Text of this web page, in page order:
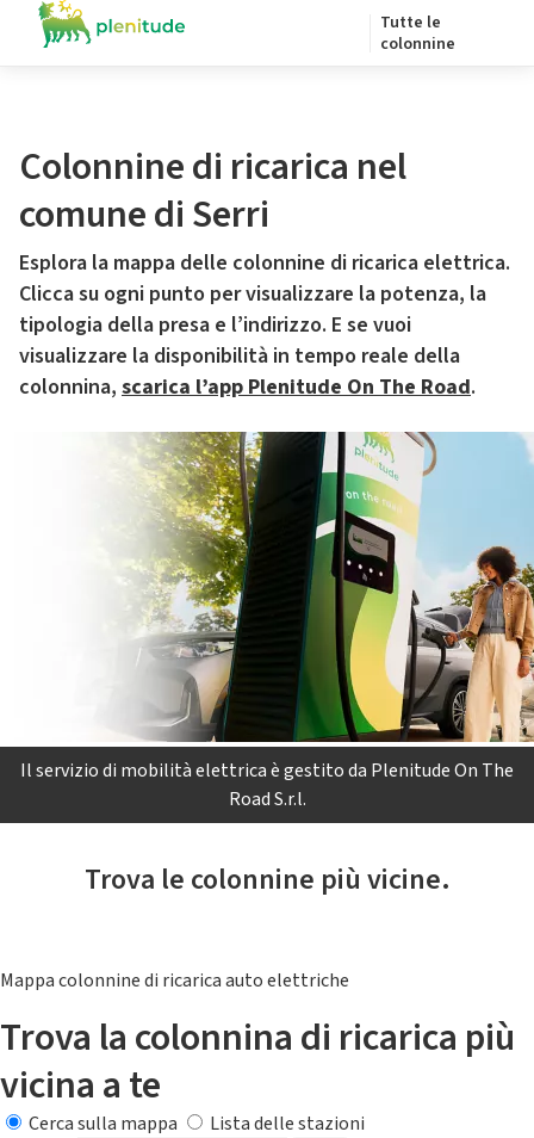
Tutte le
colonnine
Colonnine di ricarica nel
comune di Serri
Esplora la mappa delle colonnine di ricarica elettrica.
Clicca su ogni punto per visualizzare la potenza, la
tipologia della presa e l’indirizzo. E se vuoi
visualizzare la disponibilità in tempo reale della
colonnina, scarica l’app Plenitude On The Road.
Il servizio di mobilità elettrica è gestito da Plenitude On The
Road S.r.l.
Trova le colonnine più vicine.
Mappa colonnine di ricarica auto elettriche
Trova la colonnina di ricarica più
vicina a te
Cerca sulla mappa
Lista delle stazioni